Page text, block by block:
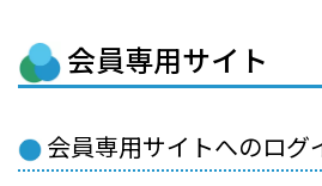
会員専用サイト
会員専用サイトへのログ